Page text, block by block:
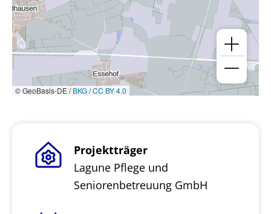
© GeoBasis-DE /BKG/CC BY 4.0
Projektträger
Lagune Pflege und
Seniorenbetreuung GmbH